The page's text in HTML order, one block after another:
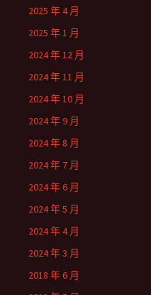
2025 年 4 月
2025 年 1 月
2024 年 12 月
2024 年 11 月
2024 年 10 月
2024 年 9 月
2024 年 8 月
2024 年 7 月
2024 年 6 月
2024 年 5 月
2024 年 4 月
2024 年 3 月
2018 年 6 月